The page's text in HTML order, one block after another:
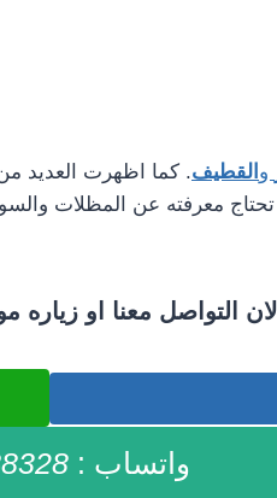
و القطيف. كما اظهرت العديد
معرفته عن المظلات
التواصل معنا او زياره
واتساب :